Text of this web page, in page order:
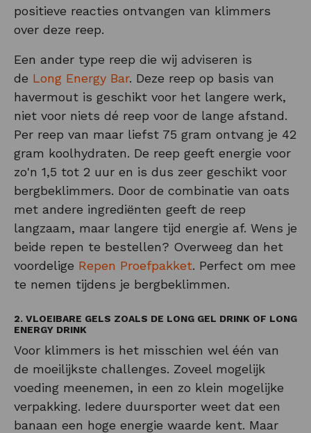
positieve reacties ontvangen van klimmers
over deze reep.
Een ander type reep die wij adviseren is
de Long Energy Bar. Deze reep op basis van
havermout is geschikt voor het langere werk,
niet voor niets dé reep voor de lange afstand.
Per reep van maar liefst 75 gram ontvang je 42
gram koolhydraten. De reep geeft energie voor
zo'n 1,5 tot 2 uur en is dus zeer geschikt voor
bergbeklimmers. Door de combinatie van oats
met andere ingrediënten geeft de reep
langzaam, maar langere tijd energie af. Wens je
beide repen te bestellen? Overweeg dan het
voordelige Repen Proefpakket. Perfect om mee
te nemen tijdens je bergbeklimmen.
2. VLOEIBARE GELS ZOALS DE LONG GEL DRINK OF LONG
ENERGY DRINK
Voor klimmers is het misschien wel één van
de moeilijkste challenges. Zoveel mogelijk
voeding meenemen, in een zo klein mogelijke
verpakking. Iedere duursporter weet dat een
banaan een hoge energie waarde kent. Maar